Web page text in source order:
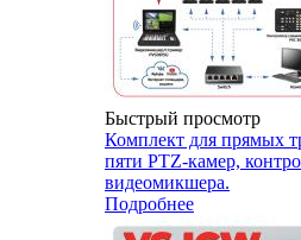
Быстрый просмотр
Комплект для прямых
пяти PTZ-камер,
видеомикшера.
Подробнее